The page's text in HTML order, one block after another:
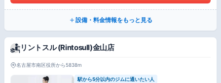
設備・料金情報をもっと見る
リントスル (Rintosull)金山店
名古屋市南区役所から5838m
駅から5分以内のジムに通いたい人